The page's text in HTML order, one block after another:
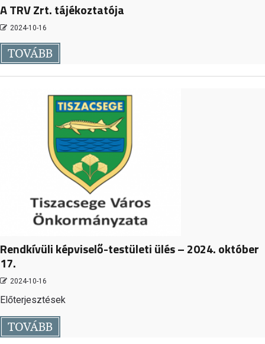
A TRV Zrt. tájékoztatója
2024-10-16
TOVÁBB
Rendkívüli képviselő-testületi ülés – 2024. október
17.
2024-10-16
Előterjesztések
TOVÁBB